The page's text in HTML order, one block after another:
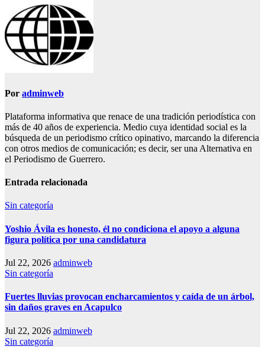
Por adminweb
Plataforma informativa que renace de una tradición periodística con
más de 40 años de experiencia. Medio cuya identidad social es la
búsqueda de un periodismo crítico opinativo, marcando la diferencia
con otros medios de comunicación; es decir, ser una Alternativa en
el Periodismo de Guerrero.
Entrada relacionada
Sin categoría
Yoshio Ávila es honesto, él no condiciona el apoyo a alguna
figura política por una candidatura
Jul 22, 2026 adminweb
Sin categoría
Fuertes lluvias provocan encharcamientos y caída de un árbol,
sin daños graves en Acapulco
Jul 22, 2026 adminweb
Sin categoría